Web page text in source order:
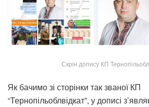
Скрін допису КП
Як бачимо зі сторінки так званої КП
“Тернопільоблвідкат”, у дописі